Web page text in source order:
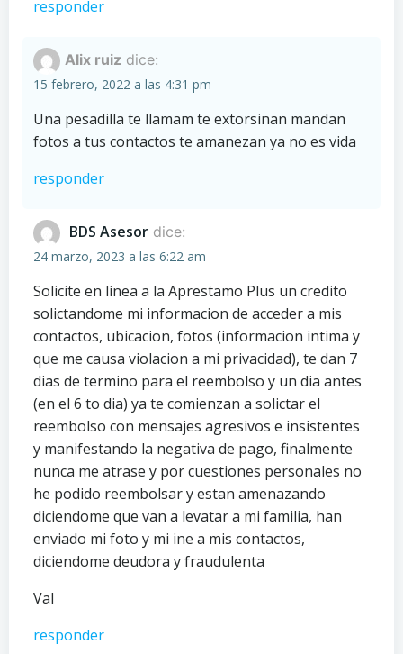
responder
Alix ruiz dice:
15 febrero, 2022 a las 4:31 pm
Una pesadilla te llamam te extorsinan mandan
fotos a tus contactos te amanezan ya no es vida
responder
BDS Asesor dice:
24 marzo, 2023 a las 6:22 am
Solicite en línea a la Aprestamo Plus un credito
solictandome mi informacion de acceder a mis
contactos, ubicacion, fotos (informacion intima y
que me causa violacion a mi privacidad), te dan 7
dias de termino para el reembolso y un dia antes
(en el 6 to dia) ya te comienzan a solictar el
reembolso con mensajes agresivos e insistentes
y manifestando la negativa de pago, finalmente
nunca me atrase y por cuestiones personales no
he podido reembolsar y estan amenazando
diciendome que van a levatar a mi familia, han
enviado mi foto y mi ine a mis contactos,
diciendome deudora y fraudulenta
Val
responder